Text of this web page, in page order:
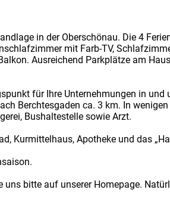
in der Oberschönau. Die 4
mit Farb-TV,
Ausreichend Parkplätze am
für Ihre Unternehmungen in und
Berchtesgaden ca. 3 km. In
Bushaltestelle sowie Arzt.
Kurmittelhaus, Apotheke und das
bitte auf unserer Homepage.